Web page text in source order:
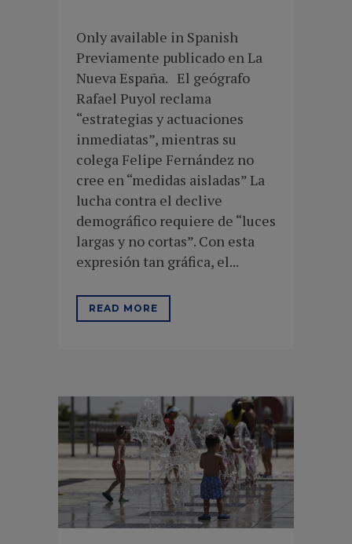
Only available in Spanish
Previamente publicado en La
Nueva España. El geógrafo
Rafael Puyol reclama
“estrategias y actuaciones
inmediatas”, mientras su
colega Felipe Fernández no
cree en “medidas aisladas” La
lucha contra el declive
demográfico requiere de “luces
largas y no cortas”. Con esta
expresión tan gráfica, el...
READ MORE